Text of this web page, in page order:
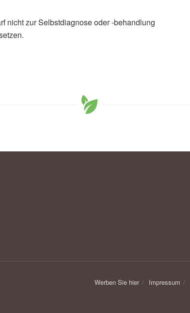
nicht zur Selbstdiagnose oder -behandlung
Werben Sie hier Impressum